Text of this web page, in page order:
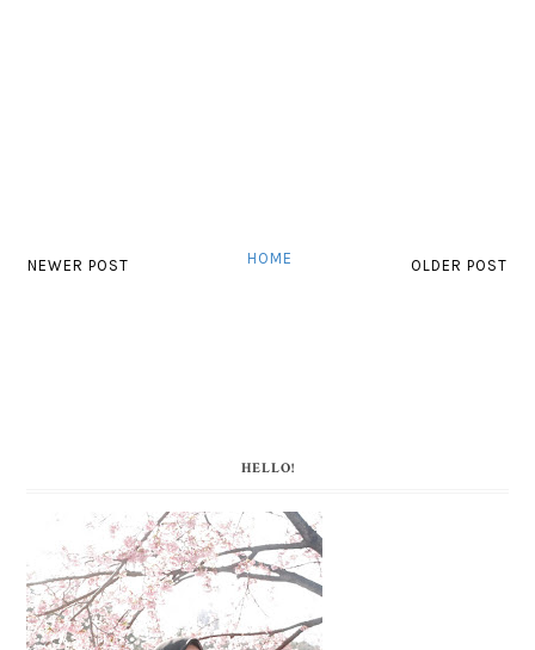
NEWER POST OLDER POST
HOME
HELLO!